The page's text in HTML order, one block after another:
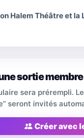
Halem Théâtre et la
sortie membre
sera prérempli.
seront invités
Créer avec